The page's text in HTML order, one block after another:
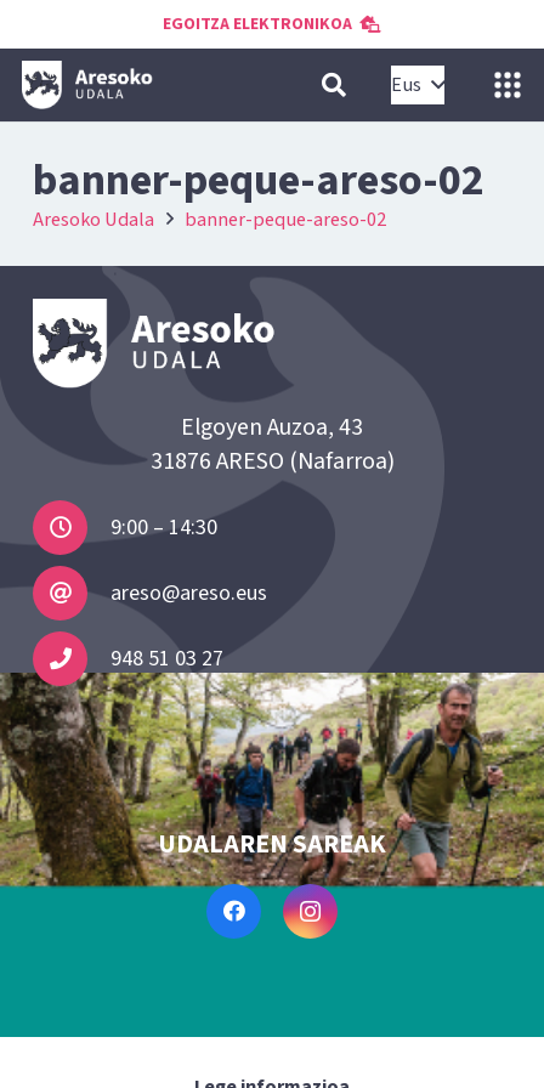
EGOITZA ELEKTRONIKOA
Eus
banner-peque-areso-02
Aresoko Udala banner-peque-areso-02
Elgoyen Auzoa, 43
31876 ARESO (Nafarroa)
9:00 – 14:30
areso@areso.eus
948 51 03 27
UDALAREN SAREAK